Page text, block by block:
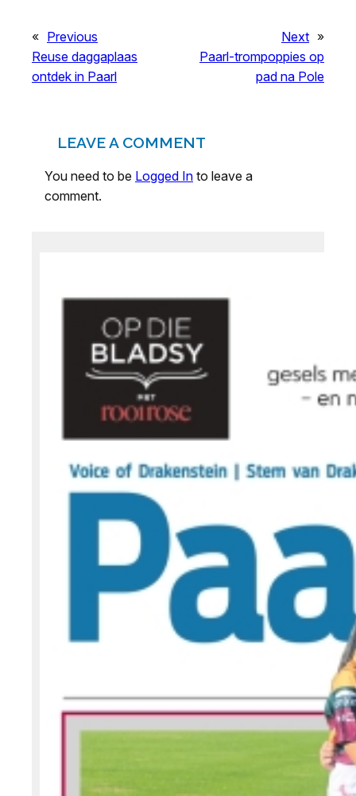
« Previous
Reuse daggaplaas
ontdek in Paarl
Next »
Paarl-trompoppies op
pad na Pole
LEAVE A COMMENT
You need to be Logged In to leave a
comment.